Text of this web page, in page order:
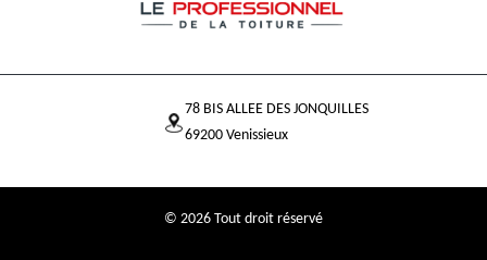
78 BIS ALLEE DES JONQUILLES
69200 Venissieux
© 2026 Tout droit réservé